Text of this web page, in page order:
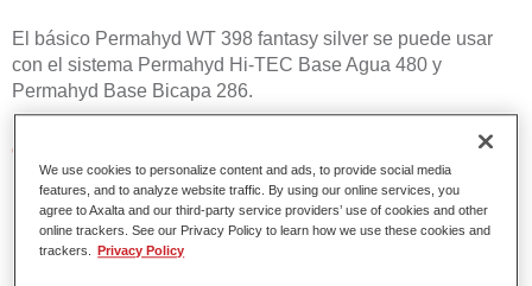
El básico Permahyd WT 398 fantasy silver se puede usar
con el sistema Permahyd Hi-TEC Base Agua 480 y
Permahyd Base Bicapa 286.
Características del producto
Fácil y rápido de aplicar.
Excepcional precisión del color con una orientación
homogénea de las partículas de efecto.
Tiempos de proceso cortos.
We use cookies to personalize content and ads, to provide social media
features, and to analyze website traffic. By using our online services, you
agree to Axalta and our third-party service providers’ use of cookies and other
online trackers. See our Privacy Policy to learn how we use these cookies and
trackers.
Privacy Policy